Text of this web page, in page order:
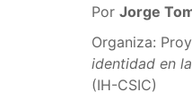
Por Jorge
Organiza:
identidad en
(IH-CSIC)